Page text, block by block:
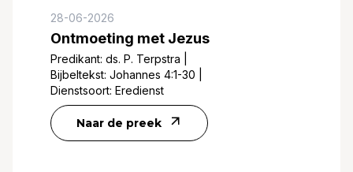
28-06-2026
Ontmoeting met Jezus
Predikant: ds. P. Terpstra
Bijbeltekst: Johannes 4:1-30
Dienstsoort: Eredienst
Naar de preek